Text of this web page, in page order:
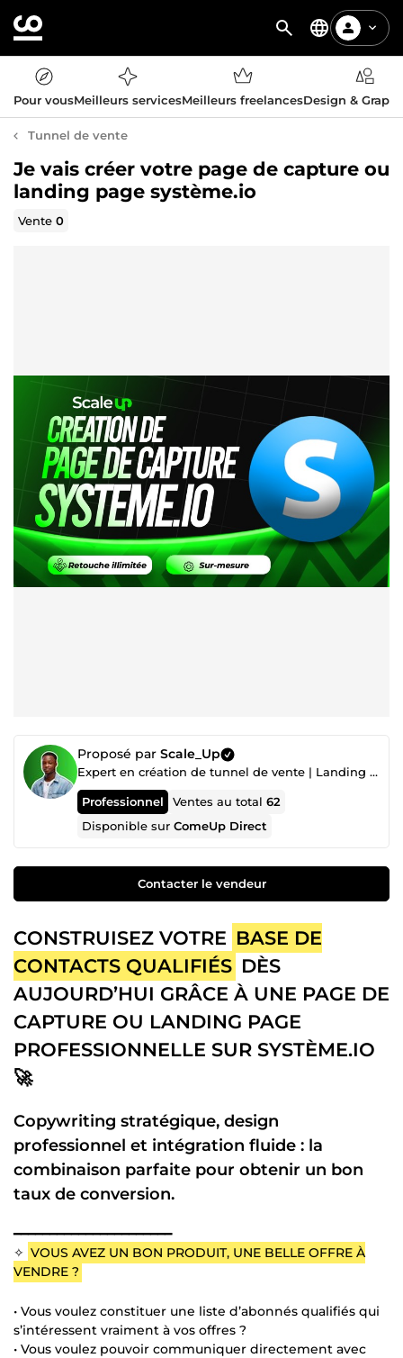
Pour vousMeilleurs servicesMeilleurs freelancesDesign &
Tunnel de vente
Je vais créer votre page de capture ou
landing page système.io
Vente0
Proposé par Scale_Up
Expert en création de tunnel de vente | Landing page, Page de vente, Copywriting | Accompagnement
Professionnel Ventes au total62
Disponible surComeUp Direct
Contacter le vendeur
CONSTRUISEZ VOTRE BASE DE
CONTACTS QUALIFIÉS DÈS
AUJOURD’HUI GRÂCE À UNE PAGE DE
CAPTURE OU LANDING PAGE
PROFESSIONNELLE SUR SYSTÈME.IO
🚀
Copywriting stratégique, design
professionnel et intégration fluide : la
combinaison parfaite pour obtenir un bon
taux de conversion.
━━━━━━━━━━━━━━━━━━━━━━
✧ VOUS AVEZ UN BON PRODUIT, UNE BELLE OFFRE À
VENDRE ?
• Vous voulez constituer une liste d’abonnés qualifiés qui
s’intéressent vraiment à vos offres ?
• Vous voulez pouvoir communiquer directement avec